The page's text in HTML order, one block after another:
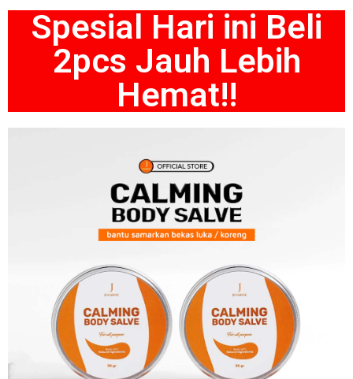
Spesial Hari ini Beli
2pcs Jauh Lebih
Hemat!!